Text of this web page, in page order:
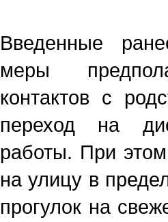
Введенные
меры
контактов с
переход на
работы. При
на улицу в
прогулок на